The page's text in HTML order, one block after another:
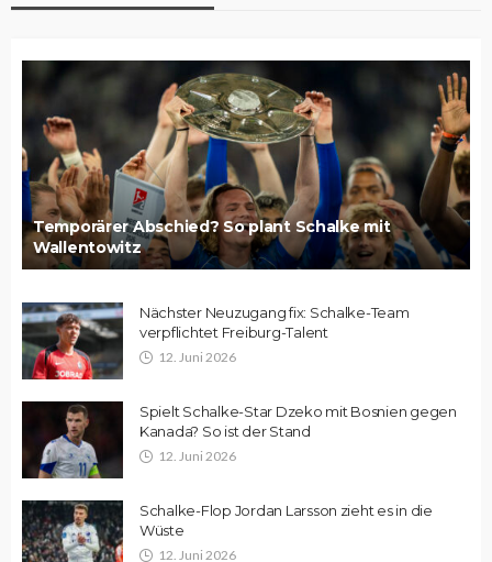
Temporärer Abschied? So plant Schalke mit
Wallentowitz
Nächster Neuzugang fix: Schalke-Team
verpflichtet Freiburg-Talent
12. Juni 2026
Spielt Schalke-Star Dzeko mit Bosnien gegen
Kanada? So ist der Stand
12. Juni 2026
Schalke-Flop Jordan Larsson zieht es in die
Wüste
12. Juni 2026